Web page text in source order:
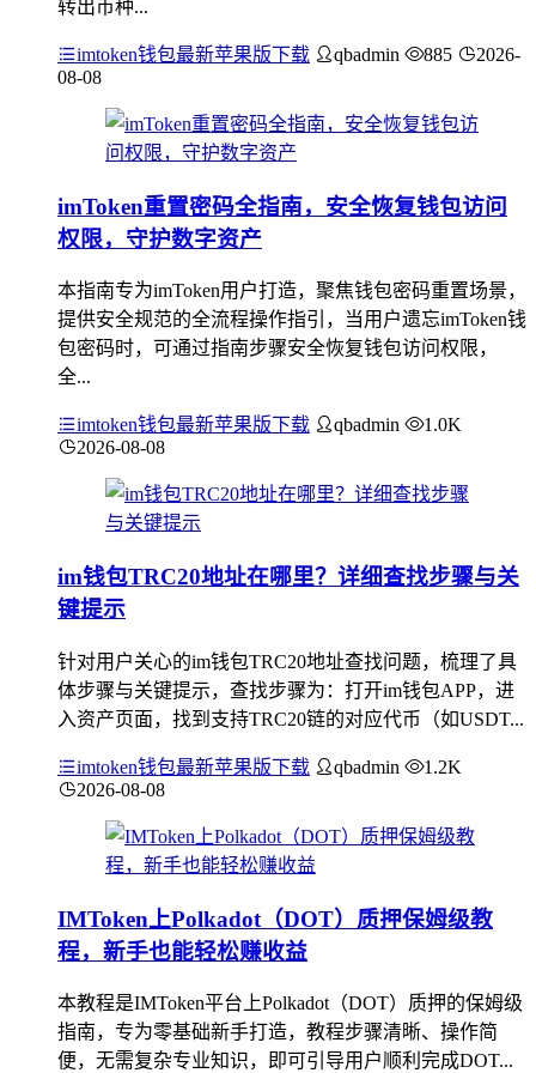
转出币种...
imtoken钱包最新苹果版下载 qbadmin 885
2026-
08-08
imToken重置密码全指南，安全恢复钱包访问
权限，守护数字资产
本指南专为imToken用户打造，聚焦钱包密码重置场景，
提供安全规范的全流程操作指引，当用户遗忘imToken钱
包密码时，可通过指南步骤安全恢复钱包访问权限，
全...
imtoken钱包最新苹果版下载 qbadmin
1.0K
2026-08-08
im钱包TRC20地址在哪里？详细查找步骤与关
键提示
针对用户关心的im钱包TRC20地址查找问题，梳理了具
体步骤与关键提示，查找步骤为：打开im钱包APP，进
入资产页面，找到支持TRC20链的对应代币（如USDT...
imtoken钱包最新苹果版下载 qbadmin
1.2K
2026-08-08
IMToken上Polkadot（DOT）质押保姆级教
程，新手也能轻松赚收益
本教程是IMToken平台上Polkadot（DOT）质押的保姆级
指南，专为零基础新手打造，教程步骤清晰、操作简
便，无需复杂专业知识，即可引导用户顺利完成DOT...